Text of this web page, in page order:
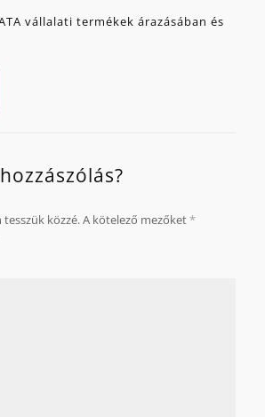
vállalati termékek árazásában és
közzé.A kötelező mezőket*